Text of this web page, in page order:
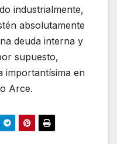
industrialmente,
absolutamente
deuda interna y
supuesto,
importantísima en
Arce.